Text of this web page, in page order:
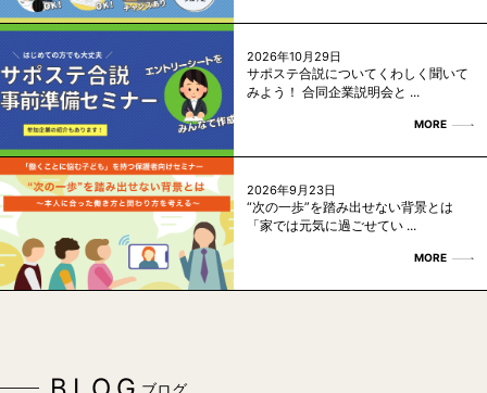
2026年10月29日
サポステ合説についてくわしく聞いて
みよう！ 合同企業説明会と ...
MORE
2026年9月23日
“次の一歩”を踏み出せない背景とは
「家では元気に過ごせてい ...
MORE
ブログ